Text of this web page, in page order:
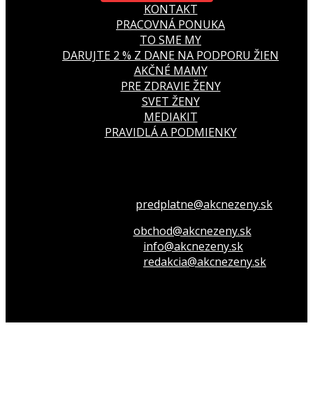
KONTAKT
PRACOVNÁ PONUKA
TO SME MY
DARUJTE 2 % Z DANE NA PODPORU ŽIEN
AKČNÉ MAMY
PRE ZDRAVIE ŽENY
SVET ŽENY
MEDIAKIT
PRAVIDLÁ A PODMIENKY
predplatne@akcnezeny.sk
obchod@akcnezeny.sk
info@akcnezeny.sk
redakcia@akcnezeny.sk